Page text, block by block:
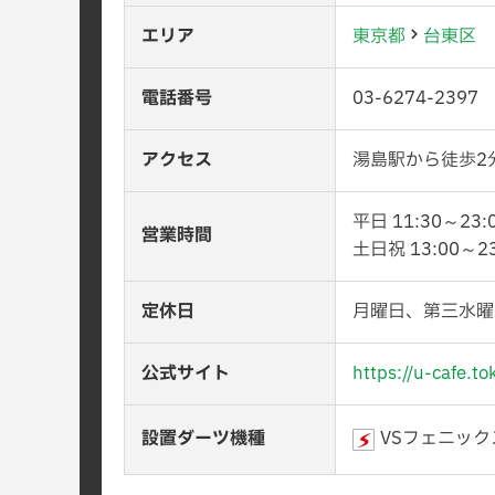
エリア 東京都 台東区
電話番号 03-6274-2397
アクセス 湯島駅から徒歩2
営業時間
平日 11:30～
土日祝 13:00～
定休日 月曜日、第三水
公式サイト https://u-
設置ダーツ機種 VSフェニック